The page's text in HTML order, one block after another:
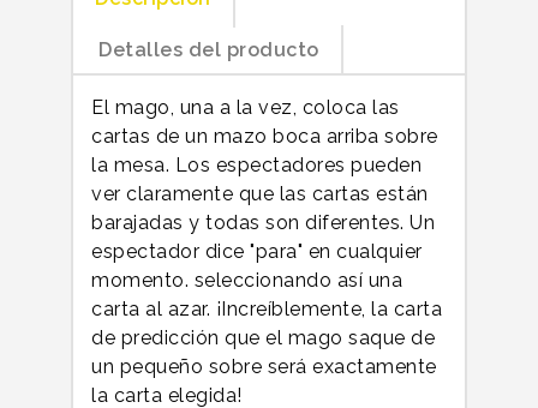
Detalles del producto
El mago, una a la vez, coloca las
cartas de un mazo boca arriba sobre
la mesa. Los espectadores pueden
ver claramente que las cartas están
barajadas y todas son diferentes. Un
espectador dice "para" en cualquier
momento. seleccionando así una
carta al azar. ¡Increíblemente, la carta
de predicción que el mago saque de
un pequeño sobre será exactamente
la carta elegida!